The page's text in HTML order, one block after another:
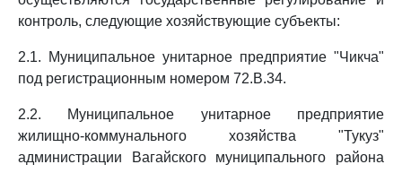
контроль, следующие хозяйствующие субъекты:
2.1. Муниципальное унитарное предприятие "Чикча"
под регистрационным номером 72.В.34.
2.2. Муниципальное унитарное предприятие
жилищно-коммунального хозяйства "Тукуз"
администрации Вагайского муниципального района